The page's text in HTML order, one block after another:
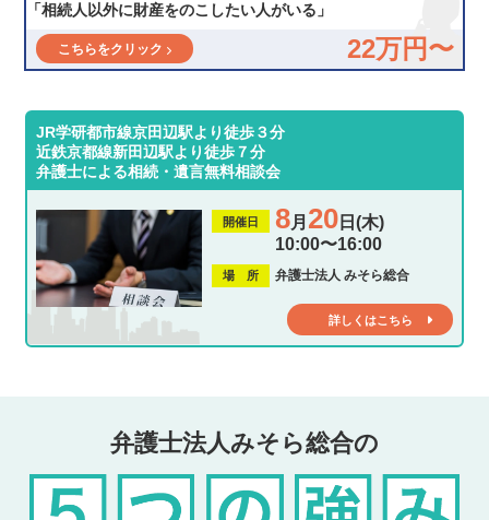
「相続人以外に財産をのこしたい人がいる」
22万円〜
こちらをクリック
JR学研都市線京田辺駅より徒歩３分
近鉄京都線新田辺駅より徒歩７分
弁護士による相続・遺言無料相談会
開催日 8月 20日(木)
10:00〜16:00
場 所 弁護士法人 みそら総合
詳しくはこちら
弁護士法人みそら総合の